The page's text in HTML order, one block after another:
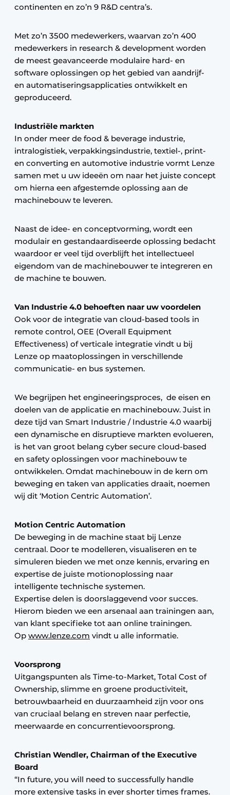
continenten en zo’n 9 R&D centra’s.
Met zo’n 3500 medewerkers, waarvan zo’n 400
medewerkers in research & development worden
de meest geavanceerde modulaire hard- en
software oplossingen op het gebied van aandrijf-
en automatiseringsapplicaties ontwikkelt en
geproduceerd.
Industriële markten
In onder meer de food & beverage industrie,
intralogistiek, verpakkingsindustrie, textiel-, print-
en converting en automotive industrie vormt Lenze
samen met u uw ideeën om naar het juiste concept
om hierna een afgestemde oplossing aan de
machinebouw te leveren.
Naast de idee- en conceptvorming, wordt een
modulair en gestandaardiseerde oplossing bedacht
waardoor er veel tijd overblijft het intellectueel
eigendom van de machinebouwer te integreren en
de machine te bouwen.
Van Industrie 4.0 behoeften naar uw voordelen
Ook voor de integratie van cloud-based tools in
remote control, OEE (Overall Equipment
Effectiveness) of verticale integratie vindt u bij
Lenze op maatoplossingen in verschillende
communicatie- en bus systemen.
We begrijpen het engineeringsproces, de eisen en
doelen van de applicatie en machinebouw. Juist in
deze tijd van Smart Industrie / Industrie 4.0 waarbij
een dynamische en disruptieve markten evolueren,
is het van groot belang cyber secure cloud-based
en safety oplossingen voor machinebouw te
ontwikkelen. Omdat machinebouw in de kern om
beweging en taken van applicaties draait, noemen
wij dit ‘Motion Centric Automation’.
Motion Centric Automation
De beweging in de machine staat bij Lenze
centraal. Door te modelleren, visualiseren en te
simuleren bieden we met onze kennis, ervaring en
expertise de juiste motionoplossing naar
intelligente technische systemen.
Expertise delen is doorslaggevend voor succes.
Hierom bieden we een arsenaal aan trainingen aan,
van klant specifieke tot aan online trainingen.
Op www.lenze.com vindt u alle informatie.
Voorsprong
Uitgangspunten als Time-to-Market, Total Cost of
Ownership, slimme en groene productiviteit,
betrouwbaarheid en duurzaamheid zijn voor ons
van cruciaal belang en streven naar perfectie,
meerwaarde en concurrentievoorsprong.
Christian Wendler, Chairman of the Executive
Board
“In future, you will need to successfully handle
more extensive tasks in ever shorter times frames.